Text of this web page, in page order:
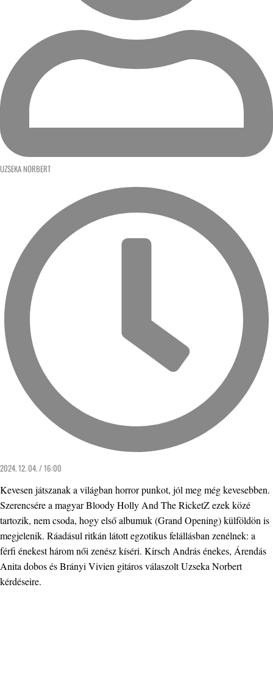
UZSEKA NORBERT
2024. 12. 04. / 16:00
Kevesen játszanak a világban horror punkot, jól meg még kevesebben.
Szerencsére a magyar Bloody Holly And The RicketZ ezek közé
tartozik, nem csoda, hogy első albumuk (Grand Opening) külföldön is
megjelenik. Ráadásul ritkán látott egzotikus felállásban zenélnek: a
férfi énekest három női zenész kíséri. Kirsch András énekes, Árendás
Anita dobos és Brányi Vivien gitáros válaszolt Uzseka Norbert
kérdéseire.